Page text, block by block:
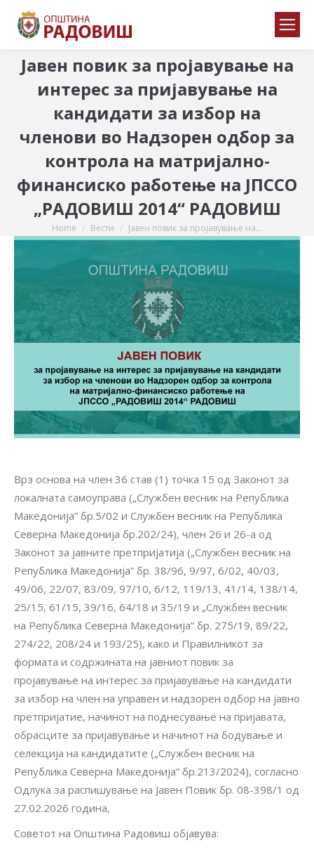
Јавен повик за пројавување на
интерес за пријавување на
кандидати за избор на
членови во Надзорен одбор за
контрола на матријално-
финансиско работење на ЈПССО
„РАДОВИШ 2014“ РАДОВИШ
You are here:
Home Вести Јавен повик за пројавување на…
Врз основа на член 36 став (1) точка 15 од Законот за
локалната самоуправа („Службен весник на Република
Македонија” бр.5/02 и Службен весник на Република
Северна Македонија бр.202/24), член 26 и 26-а од
Законот за јавните претпријатија („Службен весник на
Република Македонија” бр. 38/96, 9/97, 6/02, 40/03,
49/06, 22/07, 83/09, 97/10, 6/12, 119/13, 41/14, 138/14,
25/15, 61/15, 39/16, 64/18 и 35/19 и „Службен весник
на Република Северна Македонија“ бр. 275/19, 89/22,
274/22, 208/24 и 193/25), како и Правилникот за
формата и содржината на јавниот повик за
пројавување на интерес за пријавување на кандидати
за избор на член на управен и надзорен одбор на јавно
претпријатие, начинот на поднесување на пријавата,
обрасците за пријавување и начинот на бодување и
селекција на кандидатите („Службен весник на
Република Северна Македонија“ бр.213/2024), согласно
Одлука за распишување на Јавен Повик бр. 08-398/1 од
27.02.2026 година,
Советот на Општина Радовиш објавува: